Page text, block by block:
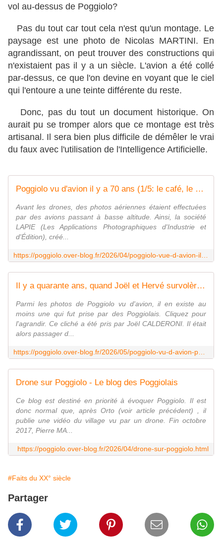
vol au-dessus de Poggiolo?
Pas du tout car tout cela n'est qu'un montage. Le
paysage est une photo de Nicolas MARTINI. En
agrandissant, on peut trouver des constructions qui
n'existaient pas il y a un siècle. L'avion a été collé
par-dessus, ce que l'on devine en voyant que le ciel
qui l'entoure a une teinte différente du reste.
Donc, pas du tout un document historique. On
aurait pu se tromper alors que ce montage est très
artisanal. Il sera bien plus difficile de démêler le vrai
du faux avec l'utilisation de l'Intelligence Artificielle.
Poggiolo vu d'avion il y a 70 ans (1/5: le café, le crépi et la SIMCA) - Le blog des Poggiolais
Avant les drones, des photos aériennes étaient effectuées
par des avions passant à basse altitude. Ainsi, la société
LAPIE (Les Applications Photographiques d'Industrie et
d'Édition), créé...
Il y a quarante ans, quand Joël et Hervé survolèrent Poggiolo - Le blog des Poggiolais
Parmi les photos de Poggiolo vu d'avion, il en existe au
moins une qui fut prise par des Poggiolais. Cliquez pour
l'agrandir. Ce cliché a été pris par Joël CALDERONI. Il était
alors passager d...
Drone sur Poggiolo - Le blog des Poggiolais
Ce blog est destiné en priorité à évoquer Poggiolo. Il est
donc normal que, après Orto (voir article précédent) , il
publie une vidéo du village vu par un drone. Fin octobre
2017, Pierre MA...
https://poggiolo.over-blog.fr/2026/04/drone-sur-poggiolo.html
#Faits du XX° siècle
Partager